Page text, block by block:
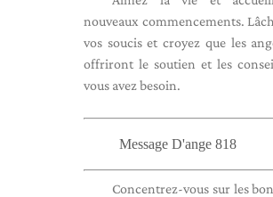
nouveaux commencements.
vos soucis et croyez que les
offriront le soutien et les
vous avez besoin.
Message D'ange 818
Concentrez-vous sur les